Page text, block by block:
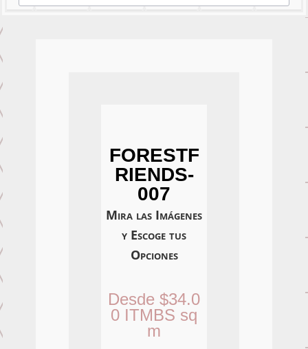
FORESTF
RIENDS-
007
Mira las Imágenes
y Escoge tus
Opciones
Desde $34.0
0 ITMBS sq
m